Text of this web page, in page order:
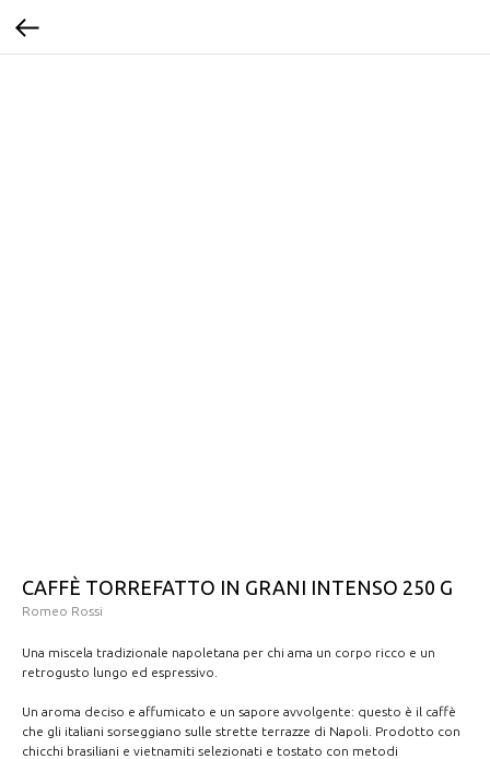
CAFFÈ TORREFATTO IN GRANI INTENSO 250 G
Romeo Rossi
Una miscela tradizionale napoletana per chi ama un corpo ricco e un
retrogusto lungo ed espressivo.
Un aroma deciso e affumicato e un sapore avvolgente: questo è il caffè
che gli italiani sorseggiano sulle strette terrazze di Napoli. Prodotto con
chicchi brasiliani e vietnamiti selezionati e tostato con metodi